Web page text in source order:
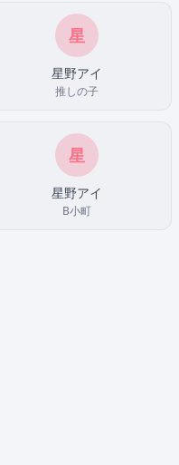
星
星野アイ
推しの子
星
星野アイ
B小町